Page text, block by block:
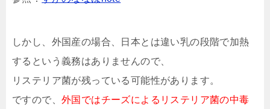
しかし、外国産の場合、日本とは違い乳の段階で加熱
するという義務はありませんので、
リステリア菌が残っている可能性があります。
ですので、 外国ではチーズによるリステリア菌の中毒